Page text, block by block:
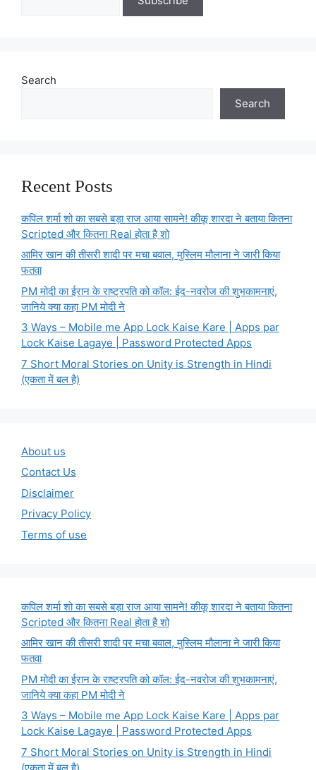
Search
Search
Recent Posts
कपिल शर्मा शो का सबसे बड़ा राज आया सामने! कीकू शारदा ने बताया कितना
Scripted और कितना Real होता है शो
आमिर खान की तीसरी शादी पर मचा बवाल, मुस्लिम मौलाना ने जारी किया
फतवा
PM मोदी का ईरान के राष्ट्रपति को कॉल: ईद-नवरोज की शुभकामनाएं,
जानिये क्या कहा PM मोदी ने
3 Ways – Mobile me App Lock Kaise Kare | Apps par
Lock Kaise Lagaye | Password Protected Apps
7 Short Moral Stories on Unity is Strength in Hindi
(एकता में बल है)
About us
Contact Us
Disclaimer
Privacy Policy
Terms of use
कपिल शर्मा शो का सबसे बड़ा राज आया सामने! कीकू शारदा ने बताया कितना
Scripted और कितना Real होता है शो
आमिर खान की तीसरी शादी पर मचा बवाल, मुस्लिम मौलाना ने जारी किया
फतवा
PM मोदी का ईरान के राष्ट्रपति को कॉल: ईद-नवरोज की शुभकामनाएं,
जानिये क्या कहा PM मोदी ने
3 Ways – Mobile me App Lock Kaise Kare | Apps par
Lock Kaise Lagaye | Password Protected Apps
7 Short Moral Stories on Unity is Strength in Hindi